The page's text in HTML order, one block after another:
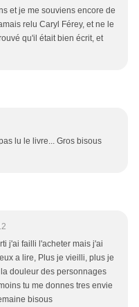
et je me souviens encore de
relu Caryl Férey, et ne le
qu'il était bien écrit, et
lu le livre... Gros bisous
j'ai failli l'acheter mais j'ai
a lire, Plus je vieilli, plus je
douleur des personnages
tu me donnes tres envie
bisous